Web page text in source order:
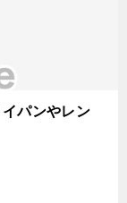
パンやレン